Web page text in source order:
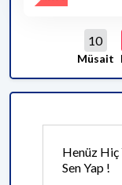
10
Müsait
Henüz Hiç
Sen Yap !